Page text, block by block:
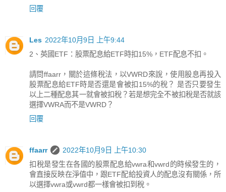
回覆
Les 2022年10月9日 上午9:44
2、英國ETF：股票配息給ETF時扣15%，ETF配息不扣。
請問ffaarr，關於這條稅法，以VWRD來說，使用股息再投入
股票配息給ETF時是否還是會被扣15%的稅？ 是否只要發生
以上二種配息其一就會被扣稅？若是想完全不被扣稅是否就該
選擇VWRA而不是VWRD？
回覆
ffaarr
2022年10月9日 上午10:30
扣稅是發生在各國的股票配息給vwra和vwrd的時候發生的，
會直接反映在淨值中，跟ETF配給投資人的配息沒有關係，所
以選擇vwra或vwrd都一樣會被扣到稅。